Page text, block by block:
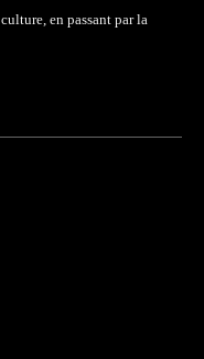
en passant par la